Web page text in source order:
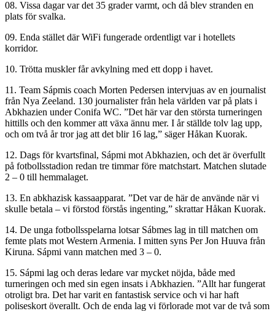
08. Vissa dagar var det 35 grader varmt, och då blev stranden en
plats för svalka.
09. Enda stället där WiFi fungerade ordentligt var i hotellets
korridor.
10. Trötta muskler får avkylning med ett dopp i havet.
11. Team Sápmis coach Morten Pedersen intervjuas av en journalist
från Nya Zeeland. 130 journalister från hela världen var på plats i
Abkhazien under Conifa WC. ”Det här var den största turneringen
hittills och den kommer att växa ännu mer. I år ställde tolv lag upp,
och om två år tror jag att det blir 16 lag,” säger Håkan Kuorak.
12. Dags för kvartsfinal, Sápmi mot Abkhazien, och det är överfullt
på fotbollsstadion redan tre timmar före matchstart. Matchen slutade
2 – 0 till hemmalaget.
13. En abkhazisk kassaapparat. ”Det var de här de använde när vi
skulle betala – vi förstod förstås ingenting,” skrattar Håkan Kuorak.
14. De unga fotbollsspelarna lotsar Sábmes lag in till matchen om
femte plats mot Western Armenia. I mitten syns Per Jon Huuva från
Kiruna. Sápmi vann matchen med 3 – 0.
15. Sápmi lag och deras ledare var mycket nöjda, både med
turneringen och med sin egen insats i Abkhazien. ”Allt har fungerat
otroligt bra. Det har varit en fantastisk service och vi har haft
poliseskort överallt. Och de enda lag vi förlorade mot var de två som